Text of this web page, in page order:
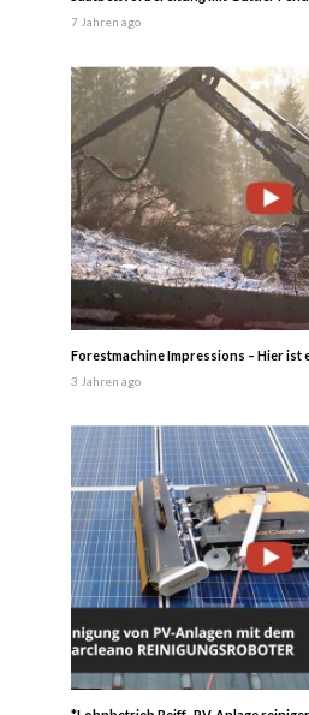
7 Jahren ago
Forestmachine Impressions – Hier ist
3 Jahren ago